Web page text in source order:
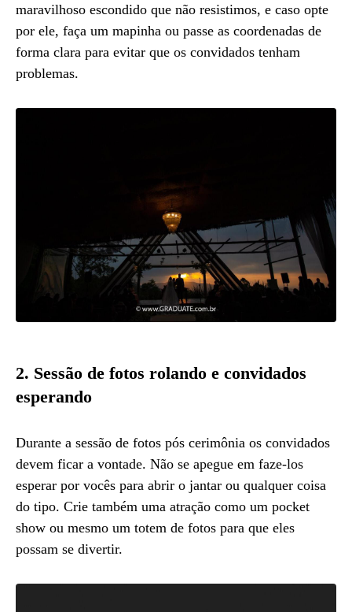
maravilhoso escondido que não resistimos, e caso opte
por ele, faça um mapinha ou passe as coordenadas de
forma clara para evitar que os convidados tenham
problemas.
2. Sessão de fotos rolando e convidados
esperando
Durante a sessão de fotos pós cerimônia os convidados
devem ficar a vontade. Não se apegue em faze-los
esperar por vocês para abrir o jantar ou qualquer coisa
do tipo. Crie também uma atração como um pocket
show ou mesmo um totem de fotos para que eles
possam se divertir.